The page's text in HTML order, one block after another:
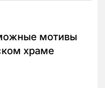
мотивы
храме